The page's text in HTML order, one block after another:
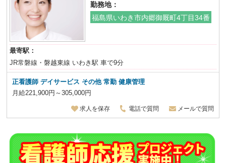
勤務地：
福島県いわき市内郷御厩町4丁目34番
最寄駅：
JR常磐線・磐越東線 いわき駅 車で9分
正看護師 デイサービス その他 常勤 健康管理
月給221,900円～305,000円
求人を保存 電話で質問 メールで質問